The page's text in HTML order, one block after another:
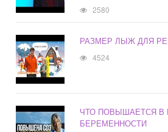
2580
РАЗМЕР ЛЫЖ ДЛЯ
4524
ЧТО ПОВЫШАЕТСЯ В
БЕРЕМЕННОСТИ